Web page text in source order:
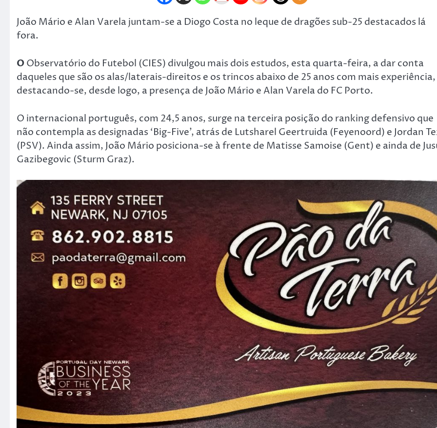
João Mário e Alan Varela juntam-se a Diogo Costa no leque de dragões sub-25 destacados lá
fora.
OObservatório do Futebol (CIES) divulgou mais dois estudos, esta quarta-feira, a dar conta
daqueles que são os alas/laterais-direitos e os trincos abaixo de 25 anos com mais experiência,
destacando-se, desde logo, a presença de João Mário e Alan Varela do FC Porto.
O internacional português, com 24,5 anos, surge na terceira posição do ranking defensivo que
não contempla as designadas ‘Big-Five’, atrás de Lutsharel Geertruida (Feyenoord) e Jordan
(PSV). Ainda assim, João Mário posiciona-se à frente de Matisse Samoise (Gent) e ainda de
Gazibegovic (Sturm Graz).